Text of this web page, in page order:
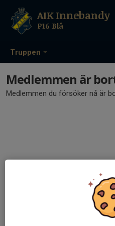
Truppen
AIK Innebandy
P16 Blå
Medlemmen är
Medlemmen du försöker nå är